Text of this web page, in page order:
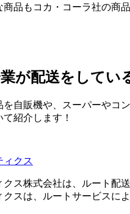
品もコカ・コーラ社の商品
が配送をしてい
を自販機や、スーパーやコ
紹介します！
ィクス
クス株式会社は、ルート配
クスは、ルートサービスに